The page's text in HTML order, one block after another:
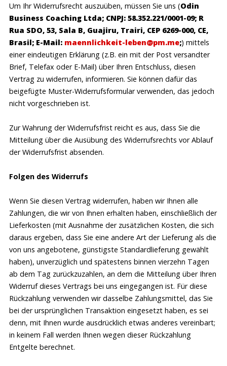
buchen möchte, kann Step 1 auch einzeln buchen. In diesem
Fall kann der Teilnehmer in Rücksprache mit der
Seminarleitung entscheiden, ob er sich das weitere Training
zutraut. Für Steps 2-4 gibt es i.d.R. eine Warteliste von
Interessenten.
(3)Sie können ein verbindliches Vertragsangebot (Buchung)
über das Online-Buchungssystem abgeben.
Über die entsprechende Schaltfläche in der Navigationsleiste
können Sie das zur Buchung beabsichtigte Seminar oder die
Beratungsdienstleistung auswählen und das Online-
Buchungsformular hierfür aufrufen. Im Formular erfolgt die
Eingabe Ihrer persönlichen Daten; abschließend werden hier
alle Buchungsdaten als Buchungsübersicht angezeigt.
sämtliche Angaben nochmals zu überprüfen, zu ändern (auch
über die Funktion „zurück“ des Internetbrowsers) bzw. die
Buchung abzubrechen.
"kostenpflichtig buchen" geben Sie ein verbindliches Angebot
(4)Die Annahme des Angebots (und damit der
Vertragsabschluss) erfolgt innerhalb durch eine
Reservierungsbestätigung in Textform (z.B. E-Mail).
(5)
Sollte die fällige Teilnahmegebühr und die ggf. in der
Reservierungsbestätigung angeforderten Unterlagen nicht 14
Tage nach der Anmeldung bei uns eintreffen, haben wir das
Recht, den Vertrag unsererseits fristlos zu kündigen.
Erreicht uns die vollständige Zahlung nicht vor dem 1. Termin
des Trainingsprogramms, gibt es keinen Anspruch auf
Teilnahme.
Um Ihr Widerrufsrecht auszuüben, müssen Sie uns (Odin
Business Coaching Ltda; CNPJ: 58.352.221/0001-09; R
Rua SDO, 53, Sala B, Guajiru, Trairi, CEP 6269-000, CE,
Brasil; E-Mail: maennlichkeit-leben@pm.me;) mittels
einer eindeutigen Erklärung (z.B. ein mit der Post versandter
Brief, Telefax oder E-Mail) über Ihren Entschluss, diesen
Vertrag zu widerrufen, informieren. Sie können dafür das
beigefügte Muster-Widerrufsformular verwenden, das jedoch
nicht vorgeschrieben ist.
Zur Wahrung der Widerrufsfrist reicht es aus, dass Sie die
Mitteilung über die Ausübung des Widerrufsrechts vor Ablauf
der Widerrufsfrist absenden.
Folgen des Widerrufs
Wenn Sie diesen Vertrag widerrufen, haben wir Ihnen alle
Zahlungen, die wir von Ihnen erhalten haben, einschließlich der
Lieferkosten (mit Ausnahme der zusätzlichen Kosten, die sich
daraus ergeben, dass Sie eine andere Art der Lieferung als die
von uns angebotene, günstigste Standardlieferung gewählt
haben), unverzüglich und spätestens binnen vierzehn Tagen
ab dem Tag zurückzuzahlen, an dem die Mitteilung über Ihren
Widerruf dieses Vertrags bei uns eingegangen ist. Für diese
Rückzahlung verwenden wir dasselbe Zahlungsmittel, das Sie
bei der ursprünglichen Transaktion eingesetzt haben, es sei
denn, mit Ihnen wurde ausdrücklich etwas anderes vereinbart;
in keinem Fall werden Ihnen wegen dieser Rückzahlung
Entgelte berechnet.